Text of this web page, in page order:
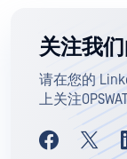
关注我
请在您的
上关注